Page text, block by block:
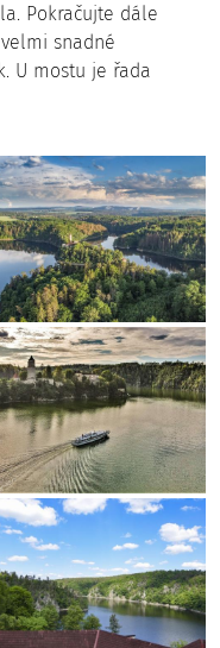
Pokračujte dále
snadné
U mostu je řada